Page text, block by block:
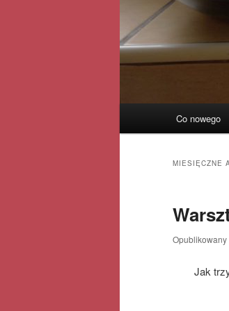
Przeskocz
Przeskocz
Co nowego
MIESIĘCZNE
Opublikowany
Jak